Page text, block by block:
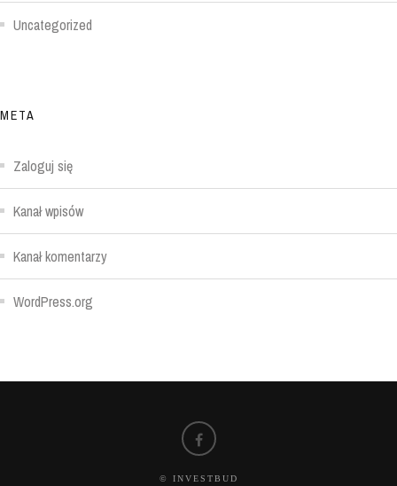
Uncategorized
META
Zaloguj się
Kanał wpisów
Kanał komentarzy
WordPress.org
© INVESTBUD